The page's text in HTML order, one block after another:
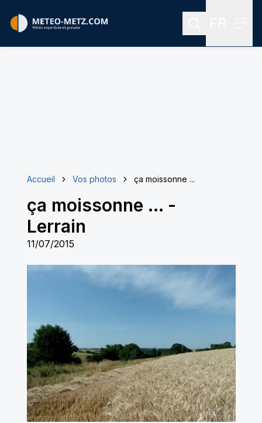
Rechercher
Accueil Vos photos ça moissonne ...
ça moissonne ... -
Lerrain
11/07/2015